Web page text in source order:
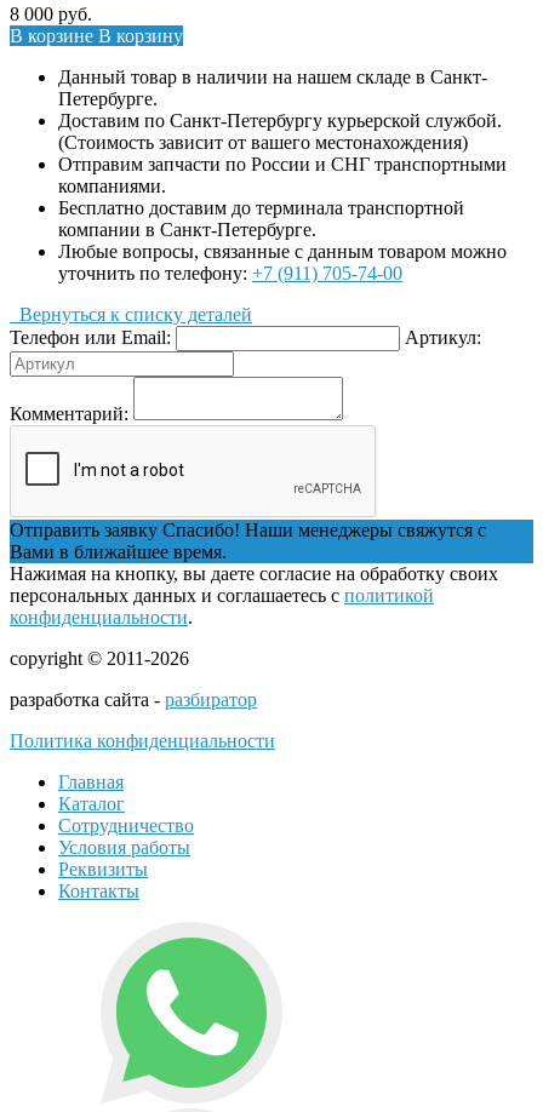
8 000 руб.
В корзине В корзину
Данный товар в наличии на нашем складе в Санкт-
Петербурге.
Доставим по Санкт-Петербургу курьерской службой.
(Стоимость зависит от вашего местонахождения)
Отправим запчасти по России и СНГ транспортными
компаниями.
Бесплатно доставим до терминала транспортной
компании в Санкт-Петербурге.
Любые вопросы, связанные с данным товаром можно
уточнить по телефону: +7 (911) 705-74-00
Вернуться к списку деталей
Телефон или Email:
Артикул:
Комментарий:
Отправить заявку Спасибо! Наши менеджеры свяжутся с
Вами в ближайшее время.
Нажимая на кнопку, вы даете согласие на обработку своих
персональных данных и соглашаетесь с политикой
конфиденциальности.
copyright © 2011-2026
разработка сайта - разбиратор
Политика конфиденциальности
Главная
Каталог
Сотрудничество
Условия работы
Реквизиты
Контакты